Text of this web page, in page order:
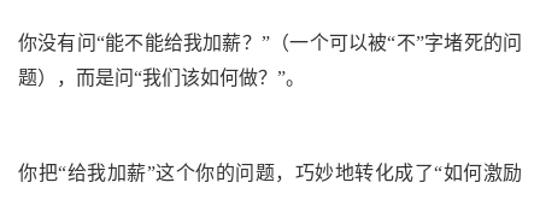
你没有问“能不能给我加薪？”（一个可以被“不”字堵死的问
题）
，而是问“我们该如何做？”。
你把“给我加薪”这个你的问题，巧妙地转化成了“如何激励